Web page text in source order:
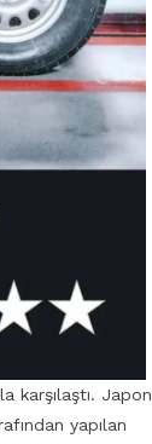
karşılaştı. Japon
yapılan